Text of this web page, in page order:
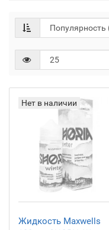
Нет в наличии
Жидкость Maxwells